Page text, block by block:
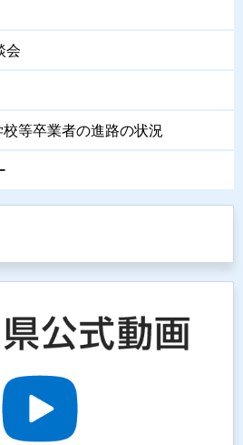
会
等卒業者の進路の状況